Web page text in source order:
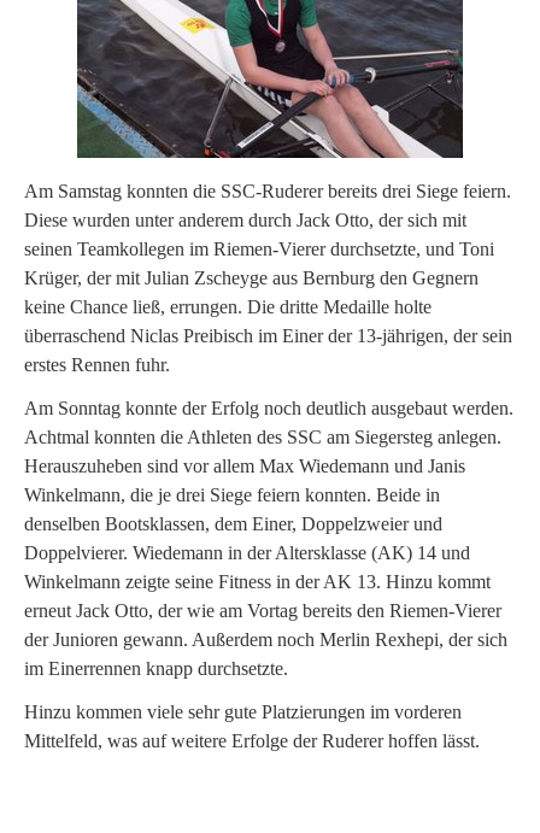
Am Samstag konnten die SSC-Ruderer bereits drei Siege feiern.
Diese wurden unter anderem durch Jack Otto, der sich mit
seinen Teamkollegen im Riemen-Vierer durchsetzte, und Toni
Krüger, der mit Julian Zscheyge aus Bernburg den Gegnern
keine Chance ließ, errungen. Die dritte Medaille holte
überraschend Niclas Preibisch im Einer der 13-jährigen, der sein
erstes Rennen fuhr.
Am Sonntag konnte der Erfolg noch deutlich ausgebaut werden.
Achtmal konnten die Athleten des SSC am Siegersteg anlegen.
Herauszuheben sind vor allem Max Wiedemann und Janis
Winkelmann, die je drei Siege feiern konnten. Beide in
denselben Bootsklassen, dem Einer, Doppelzweier und
Doppelvierer. Wiedemann in der Altersklasse (AK) 14 und
Winkelmann zeigte seine Fitness in der AK 13. Hinzu kommt
erneut Jack Otto, der wie am Vortag bereits den Riemen-Vierer
der Junioren gewann. Außerdem noch Merlin Rexhepi, der sich
im Einerrennen knapp durchsetzte.
Hinzu kommen viele sehr gute Platzierungen im vorderen
Mittelfeld, was auf weitere Erfolge der Ruderer hoffen lässt.